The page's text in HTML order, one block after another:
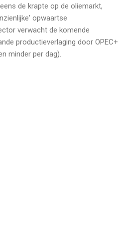
de krapte op de oliemarkt,
opwaartse
verwacht de komende
productieverlaging door OPEC+
minder per dag).